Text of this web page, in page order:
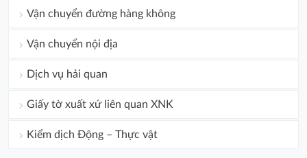
Vận chuyển đường hàng không
Vận chuyển nội địa
Dịch vụ hải quan
Giấy tờ xuất xứ liên quan XNK
Kiểm dịch Động – Thực vật